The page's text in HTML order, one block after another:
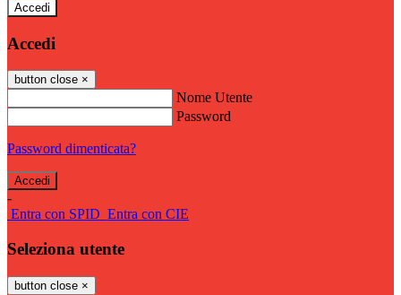
Accedi
Accedi
button close ×
Nome Utente
Password
Password dimenticata?
-
Entra con SPID Entra con CIE
Seleziona utente
button close ×